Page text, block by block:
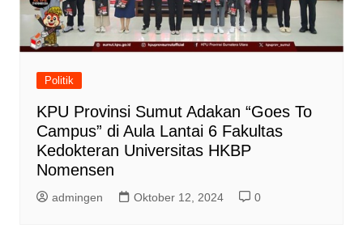
Politik
KPU Provinsi Sumut Adakan “Goes To
Campus” di Aula Lantai 6 Fakultas
Kedokteran Universitas HKBP
Nomensen
admingen Oktober 12, 2024 0